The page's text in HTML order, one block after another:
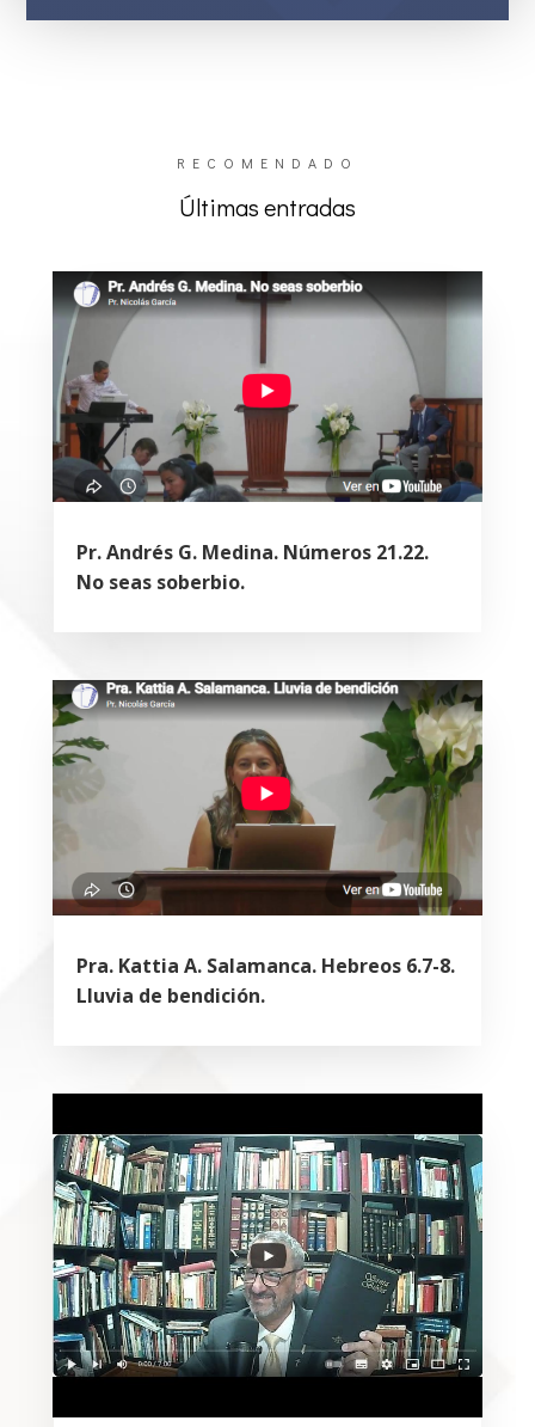
RECOMENDADO
Últimas entradas
Pr. Andrés G. Medina. Números 21.22.
No seas soberbio.
Pra. Kattia A. Salamanca. Hebreos 6.7-8.
Lluvia de bendición.